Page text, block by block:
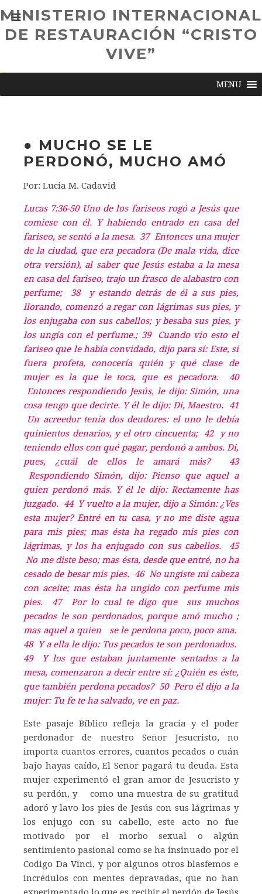
MINISTERIO INTERNACIONAL
DE RESTAURACIÓN “CRISTO
VIVE”
MENU
● MUCHO SE LE
PERDONÓ, MUCHO AMÓ
Por: Lucia M. Cadavid
Lucas 7:36-50 Uno de los fariseos rogó a Jesús que
comiese con él. Y habiendo entrado en casa del
fariseo, se sentó a la mesa. 37 Entonces una mujer
de la ciudad, que era pecadora (De mala vida, dice
otra versión), al saber que Jesús estaba a la mesa
en casa del fariseo, trajo un frasco de alabastro con
perfume; 38 y estando detrás de él a sus pies,
llorando, comenzó a regar con lágrimas sus pies, y
los enjugaba con sus cabellos; y besaba sus pies, y
los ungía con el perfume.; 39 Cuando vio esto el
fariseo que le había convidado, dijo para sí: Este, si
fuera profeta, conocería quién y qué clase de
mujer es la que le toca, que es pecadora. 40
Entonces respondiendo Jesús, le dijo: Simón, una
cosa tengo que decirte. Y él le dijo: Di, Maestro. 41
Un acreedor tenía dos deudores: el uno le debía
quinientos denarios, y el otro cincuenta; 42 y no
teniendo ellos con qué pagar, perdonó a ambos. Di,
pues, ¿cuál de ellos le amará más? 43
Respondiendo Simón, dijo: Pienso que aquel a
quien perdonó más. Y él le dijo: Rectamente has
juzgado. 44 Y vuelto a la mujer, dijo a Simón: ¿Ves
esta mujer? Entré en tu casa, y no me diste agua
para mis pies; mas ésta ha regado mis pies con
lágrimas, y los ha enjugado con sus cabellos. 45
No me diste beso; mas ésta, desde que entré, no ha
cesado de besar mis pies. 46 No ungiste mi cabeza
con aceite; mas ésta ha ungido con perfume mis
pies. 47 Por lo cual te digo que sus muchos
pecados le son perdonados, porque amó mucho ;
mas aquel a quien
se le perdona poco, poco ama.
48 Y a ella le dijo: Tus pecados te son perdonados.
49 Y los que estaban juntamente sentados a la
mesa, comenzaron a decir entre sí: ¿Quién es éste,
que también perdona pecados? 50 Pero él dijo a la
mujer: Tu fe te ha salvado, ve en paz.
Este pasaje Bíblico refleja la gracia y el poder
perdonador de nuestro Señor Jesucristo, no
importa cuantos errores, cuantos pecados o cuán
bajo hayas caído, El Señor pagará tu deuda. Esta
mujer experimentó el gran amor de Jesucristo y
su perdón, y como una muestra de su gratitud
adoró y lavo los pies de Jesús con sus lágrimas y
los enjugo con su cabello, este acto no fue
motivado por el morbo sexual o algún
sentimiento pasional como se ha insinuado por el
Codigo Da Vinci, y por algunos otros blasfemos e
incrédulos con mentes depravadas, que no han